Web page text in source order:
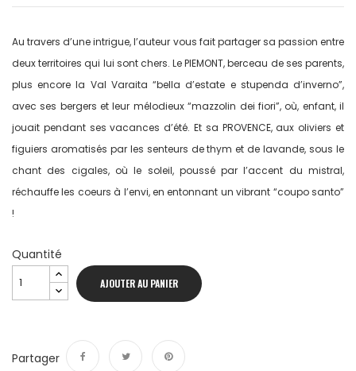
Au travers d’une intrigue, l’auteur vous fait partager sa passion entre
deux territoires qui lui sont chers. Le PIEMONT, berceau de ses parents,
plus encore la Val Varaita “bella d’estate e stupenda d’inverno”,
avec ses bergers et leur mélodieux “mazzolin dei fiori”, où, enfant, il
jouait pendant ses vacances d’été. Et sa PROVENCE, aux oliviers et
figuiers aromatisés par les senteurs de thym et de lavande, sous le
chant des cigales, où le soleil, poussé par l’accent du mistral,
réchauffe les coeurs à l’envi, en entonnant un vibrant “coupo santo”
!
Quantité
AJOUTER AU PANIER
Partager